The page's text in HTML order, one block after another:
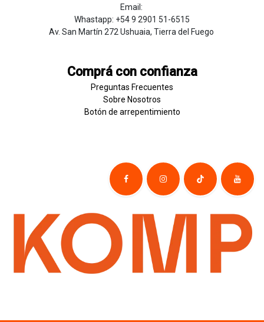
Email:
Whastapp: +54 9 2901 51-6515
Av. San Martín 272 Ushuaia, Tierra del Fuego
Comprá con confianza
Preguntas Frecuentes
Sobre Nosotros
Botón de ​arrepentim​​​iento